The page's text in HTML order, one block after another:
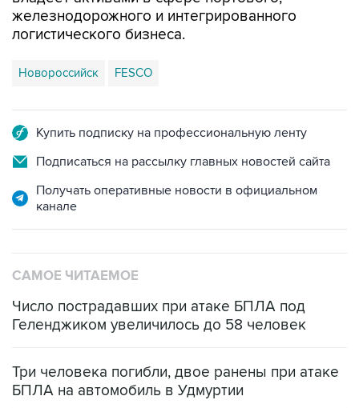
железнодорожного и интегрированного
логистического бизнеса.
Новороссийск FESCO
Купить подписку на профессиональную ленту
Подписаться на рассылку главных новостей сайта
Получать оперативные новости в официальном
канале
САМОЕ ЧИТАЕМОЕ
Число пострадавших при атаке БПЛА под
Геленджиком увеличилось до 58 человек
Три человека погибли, двое ранены при атаке
БПЛА на автомобиль в Удмуртии